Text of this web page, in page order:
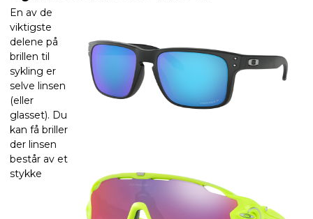
En av de
viktigste
delene på
brillen til
sykling er
selve linsen
(eller
glasset). Du
kan få briller
der linsen
består av et
stykke